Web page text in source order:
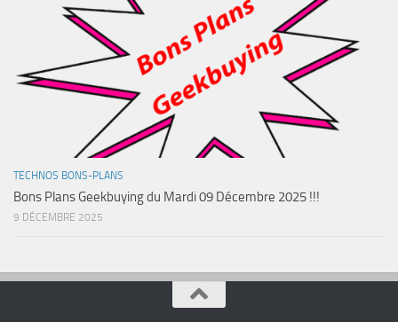
TECHNOS BONS-PLANS
Bons Plans Geekbuying du Mardi 09 Décembre 2025 !!!
9 DÉCEMBRE 2025